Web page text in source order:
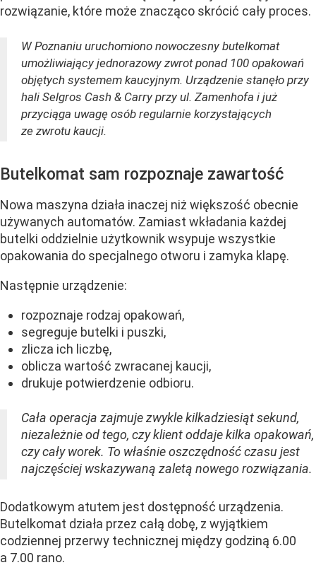
rozwiązanie, które może znacząco skrócić cały proces.
W Poznaniu uruchomiono nowoczesny butelkomat
umożliwiający jednorazowy zwrot ponad 100 opakowań
objętych systemem kaucyjnym. Urządzenie stanęło przy
hali Selgros Cash & Carry przy ul. Zamenhofa i już
przyciąga uwagę osób regularnie korzystających
ze zwrotu kaucji.
Butelkomat sam rozpoznaje zawartość
Nowa maszyna działa inaczej niż większość obecnie
używanych automatów. Zamiast wkładania każdej
butelki oddzielnie użytkownik wsypuje wszystkie
opakowania do specjalnego otworu i zamyka klapę.
Następnie urządzenie:
rozpoznaje rodzaj opakowań,
segreguje butelki i puszki,
zlicza ich liczbę,
oblicza wartość zwracanej kaucji,
drukuje potwierdzenie odbioru.
Cała operacja zajmuje zwykle kilkadziesiąt sekund,
niezależnie od tego, czy klient oddaje kilka opakowań,
czy cały worek. To właśnie oszczędność czasu jest
najczęściej wskazywaną zaletą nowego rozwiązania.
Dodatkowym atutem jest dostępność urządzenia.
Butelkomat działa przez całą dobę, z wyjątkiem
codziennej przerwy technicznej między godziną 6.00
a 7.00 rano.